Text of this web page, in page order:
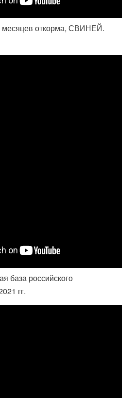
откорма, СВИНЕЙ.
база российского
гг.